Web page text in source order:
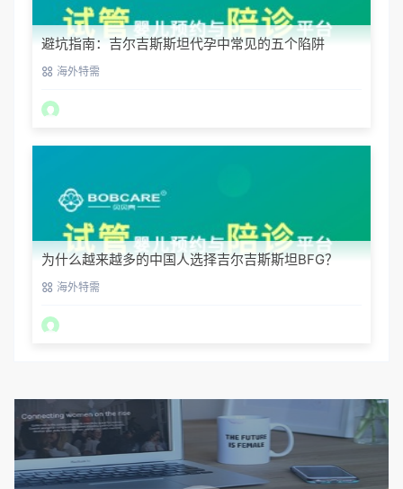
避坑指南：吉尔吉斯斯坦代孕中常见的五个陷阱
海外特需
为什么越来越多的中国人选择吉尔吉斯斯坦BFG？
海外特需